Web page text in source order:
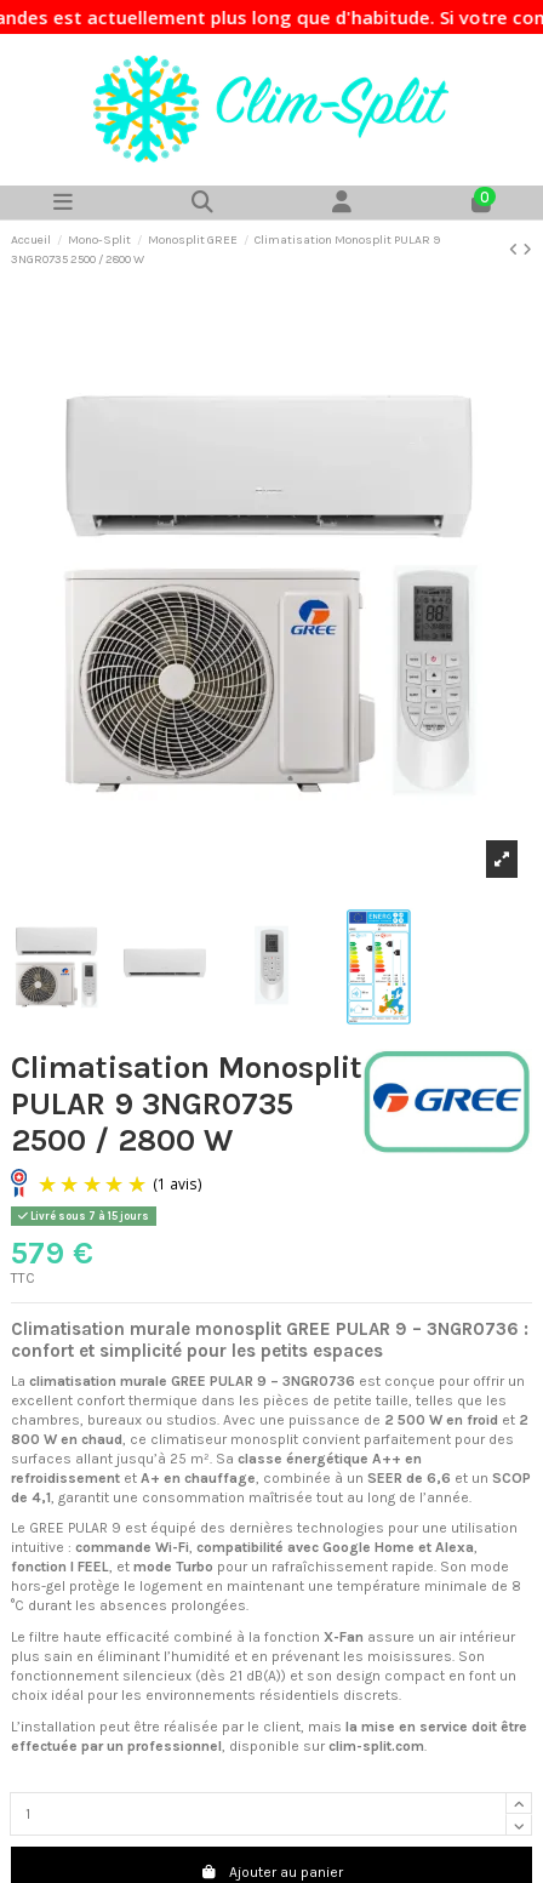
plus long que d'habitude. Si votre
0
Accueil Mono-Split Monosplit GREE
Climatisation Monosplit PULAR 9
3NGR0735 2500 / 2800 W
Climatisation Monosplit
PULAR 9 3NGR0735
2500 / 2800 W
(1 avis)
Livré sous 7 à 15 jours
579 €
TTC
Climatisation murale monosplit GREE PULAR 9 – 3NGR0736 :
confort et simplicité pour les petits espaces
La climatisation murale GREE PULAR 9 – 3NGR0736 est conçue pour offrir un
excellent confort thermique dans les pièces de petite taille, telles que les
chambres, bureaux ou studios. Avec une puissance de 2 500 W en froid et 2
800 W en chaud , ce climatiseur monosplit convient parfaitement pour des
surfaces allant jusqu’à 25 m². Sa classe énergétique A++ en
refroidissement et A+ en chauffage , combinée à un SEER de 6,6 et un SCOP
de 4,1 , garantit une consommation maîtrisée tout au long de l’année.
Le GREE PULAR 9 est équipé des dernières technologies pour une utilisation
intuitive : commande Wi-Fi, compatibilité avec Google Home et Alexa,
fonction I FEEL, et mode Turbo pour un rafraîchissement rapide. Son mode
hors-gel protège le logement en maintenant une température minimale de 8
°C durant les absences prolongées.
Le filtre haute efficacité combiné à la fonction X-Fan assure un air intérieur
plus sain en éliminant l’humidité et en prévenant les moisissures. Son
fonctionnement silencieux (dès 21 dB(A)) et son design compact en font un
choix idéal pour les environnements résidentiels discrets.
L’installation peut être réalisée par le client, mais la mise en service doit être
effectuée par un professionnel , disponible sur clim-split.com
Ajouter au panier